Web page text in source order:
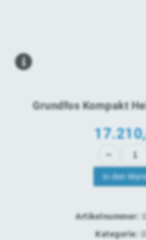
Grundfos Kompakt
In den
Artikelnummer:
Kategorie: